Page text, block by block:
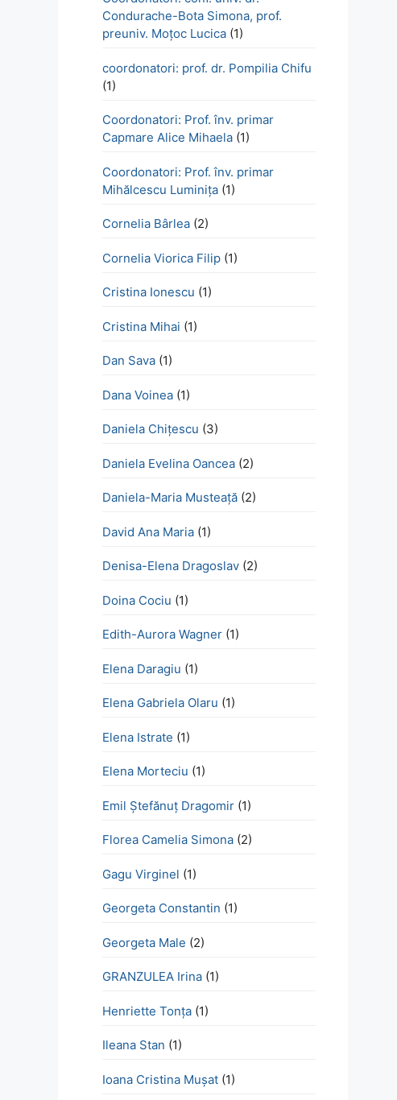
Condurache-Bota Simona, prof.
preuniv. Moțoc Lucica (1)
coordonatori: prof. dr. Pompilia Chifu
(1)
Coordonatori: Prof. înv. primar
Capmare Alice Mihaela (1)
Coordonatori: Prof. înv. primar
Mihălcescu Luminița (1)
Cornelia Bârlea (2)
Cornelia Viorica Filip (1)
Cristina Ionescu (1)
Cristina Mihai (1)
Dan Sava (1)
Dana Voinea (1)
Daniela Chițescu (3)
Daniela Evelina Oancea (2)
Daniela-Maria Musteață (2)
David Ana Maria (1)
Denisa-Elena Dragoslav (2)
Doina Cociu (1)
Edith-Aurora Wagner (1)
Elena Daragiu (1)
Elena Gabriela Olaru (1)
Elena Istrate (1)
Elena Morteciu (1)
Emil Ștefănuț Dragomir (1)
Florea Camelia Simona (2)
Gagu Virginel (1)
Georgeta Constantin (1)
Georgeta Male (2)
GRANZULEA Irina (1)
Henriette Tonţa (1)
Ileana Stan (1)
Ioana Cristina Mușat (1)